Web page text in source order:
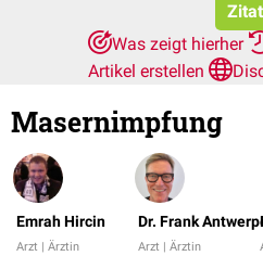
Was zeigt hierher
Artikel erstellen
Masernimpfung
Emrah Hircin
Arzt | Ärztin
Dr. Frank
Arzt | Ärztin